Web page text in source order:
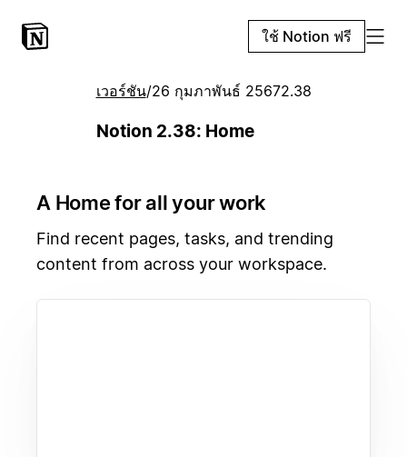
ใช้ Notion ฟรี
เวอร์ชัน/26 กุมภาพันธ์ 25672.38
Notion 2.38: Home
A Home for all your work
Find recent pages, tasks, and trending
content from across your workspace.